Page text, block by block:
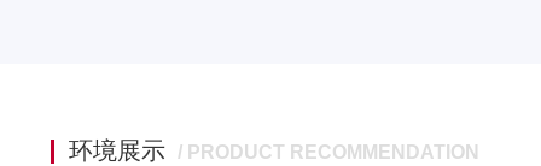
环境展示 / PRODUCT RECOMMENDATION